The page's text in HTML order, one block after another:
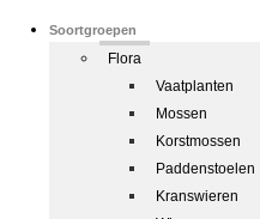
Soortgroepen
Flora
Vaatplanten
Mossen
Korstmossen
Paddenstoelen
Kranswieren